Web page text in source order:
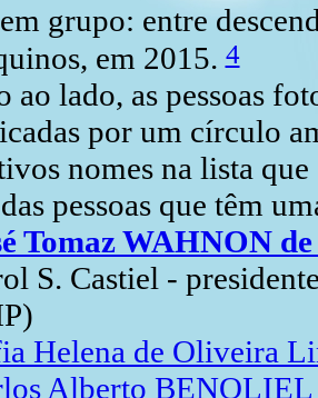
grupo: entre
em 2015.4
ao lado, as pessoas
por um círculo
nomes na lista
pessoas que têm
Tomaz WAHNON
S. Castiel -
Helena de Oliveira
Alberto BENOLIEL